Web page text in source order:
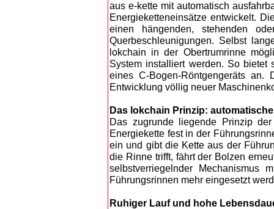
aus e-kette mit automatisch
Energieketteneinsätze entwickelt.
einen hängenden, stehenden
Querbeschleunigungen. Selbst
lokchain in der Obertrumrinne
System installiert werden. So
eines C-Bogen-Röntgengeräts
Entwicklung völlig neuer
Das lokchain Prinzip:
Das zugrunde liegende Prinzip
Energiekette fest in der
ein und gibt die Kette aus der
die Rinne trifft, fährt der Bolzen
selbstverriegelnder Mechanismus
Führungsrinnen mehr eingesetzt
Ruhiger Lauf und hohe